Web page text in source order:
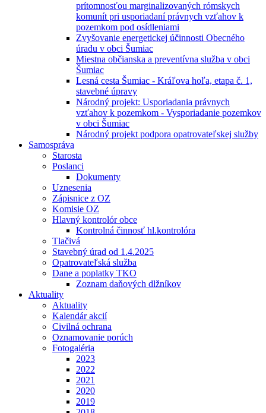
prítomnosťou marginalizovaných rómskych
komunít pri usporiadaní právnych vzťahov k
pozemkom pod osídleniami
Zvyšovanie energetickej účinnosti Obecného
úradu v obci Šumiac
Miestna občianska a preventívna služba v obci
Šumiac
Lesná cesta Šumiac - Kráľova hoľa, etapa č. 1,
stavebné úpravy
Národný projekt: Usporiadania právnych
vzťahov k pozemkom - Vysporiadanie pozemkov
v obci Šumiac
Národný projekt podpora opatrovateľskej služby
Samospráva
Starosta
Poslanci
Dokumenty
Uznesenia
Zápisnice z OZ
Komisie OZ
Hlavný kontrolór obce
Kontrolná činnosť hl.kontrolóra
Tlačivá
Stavebný úrad od 1.4.2025
Opatrovateľská služba
Dane a poplatky TKO
Zoznam daňových dlžníkov
Aktuality
Aktuality
Kalendár akcií
Civilná ochrana
Oznamovanie porúch
Fotogaléria
2023
2022
2021
2020
2019